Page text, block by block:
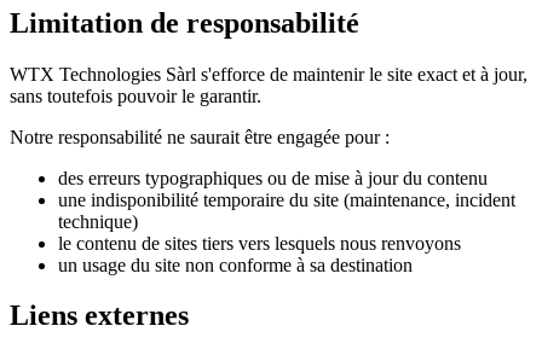
Limitation de responsabilité
WTX Technologies Sàrl s'efforce de maintenir le site exact et à jour,
sans toutefois pouvoir le garantir.
Notre responsabilité ne saurait être engagée pour :
des erreurs typographiques ou de mise à jour du contenu
une indisponibilité temporaire du site (maintenance, incident
technique)
le contenu de sites tiers vers lesquels nous renvoyons
un usage du site non conforme à sa destination
Liens externes